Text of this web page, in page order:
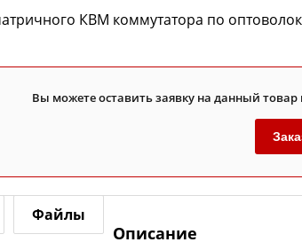
КВМ коммутатора по
Вы можете оставить заявку на данный
Файлы
Описание